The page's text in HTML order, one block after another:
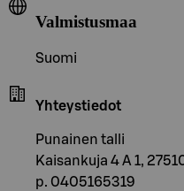
Valmistusmaa
Suomi
Yhteystiedot
Punainen talli
Kaisankuja 4 A 1,
p. 0405165319